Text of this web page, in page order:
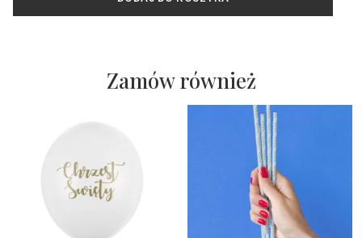
Zamów również